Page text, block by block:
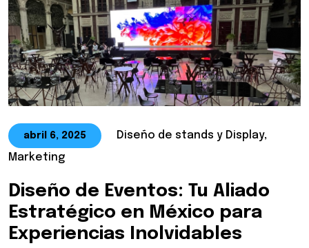
abril 6, 2025
Diseño de stands y Display,
Marketing
Diseño de Eventos: Tu Aliado
Estratégico en México para
Experiencias Inolvidables